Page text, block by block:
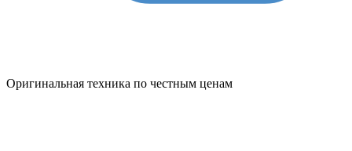
Оригинальная техника по честным ценам